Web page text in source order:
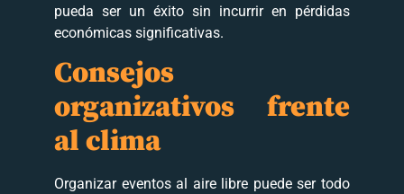
pueda ser un éxito sin incurrir en pérdidas
económicas significativas.
Consejos
organizativos frente
al clima
Organizar eventos al aire libre puede ser todo